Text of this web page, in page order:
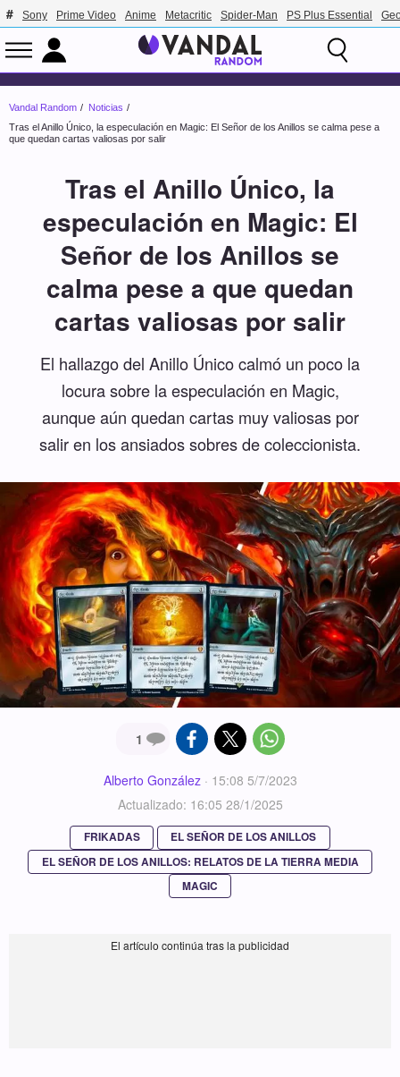
Sony Prime Video Anime Metacritic Spider-Man PS Plus Essential
Vandal Random
Noticias
Tras el Anillo Único, la especulación en Magic: El Señor de los Anillos se calma pese a
que quedan cartas valiosas por salir
Tras el Anillo Único, la
especulación en Magic: El
Señor de los Anillos se
calma pese a que quedan
cartas valiosas por salir
El hallazgo del Anillo Único calmó un poco la
locura sobre la especulación en Magic,
aunque aún quedan cartas muy valiosas por
salir en los ansiados sobres de coleccionista.
1
Alberto González· 15:08 5/7/2023
Actualizado: 16:05 28/1/2025
FRIKADAS
EL SEÑOR DE LOS ANILLOS
EL SEÑOR DE LOS ANILLOS: RELATOS DE LA TIERRA MEDIA
MAGIC